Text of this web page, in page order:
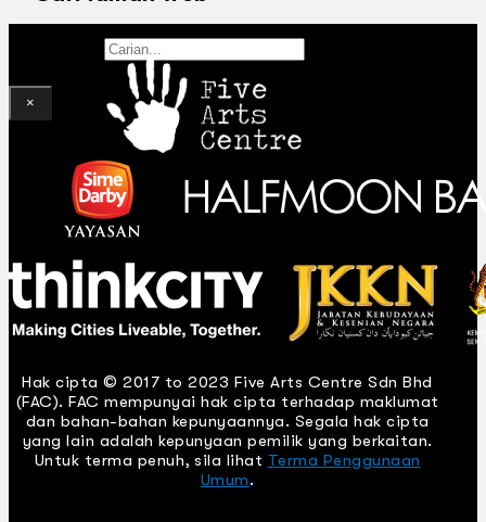
×
Hak cipta © 2017 to 2023 Five Arts Centre Sdn Bhd
(FAC). FAC mempunyai hak cipta terhadap maklumat
dan bahan-bahan kepunyaannya. Segala hak cipta
yang lain adalah kepunyaan pemilik yang berkaitan.
Untuk terma penuh, sila lihat Terma Penggunaan
Umum.